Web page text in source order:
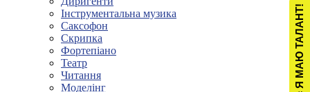
Інструментальна музика
Саксофон
Скрипка
Фортепіано
Театр
Читання
Моделінг